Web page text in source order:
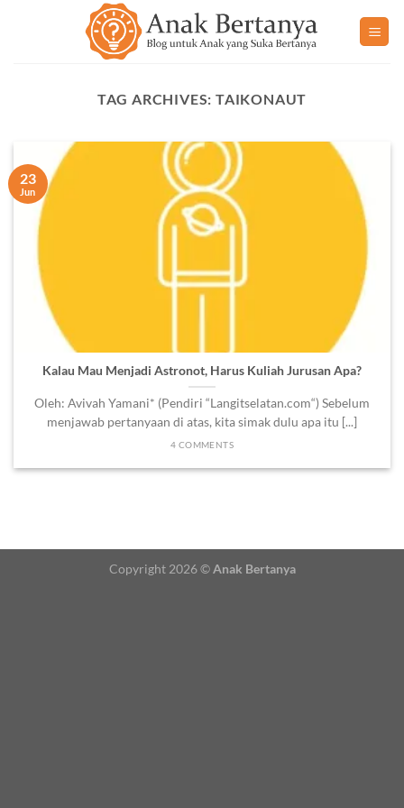
TAG ARCHIVES: TAIKONAUT
Kalau Mau Menjadi Astronot, Harus Kuliah Jurusan Apa?
Oleh: Avivah Yamani* (Pendiri “Langitselatan.com“) Sebelum
menjawab pertanyaan di atas, kita simak dulu apa itu [...]
4 COMMENTS
23
Jun
Copyright 2026 ©Anak Bertanya